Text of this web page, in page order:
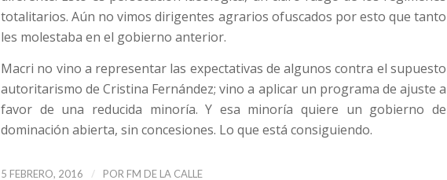
totalitarios. Aún no vimos dirigentes agrarios ofuscados por esto que tanto
les molestaba en el gobierno anterior.
Macri no vino a representar las expectativas de algunos contra el supuesto
autoritarismo de Cristina Fernández; vino a aplicar un programa de ajuste a
favor de una reducida minoría. Y esa minoría quiere un gobierno de
dominación abierta, sin concesiones. Lo que está consiguiendo.
5 FEBRERO, 2016 / POR FM DE LA CALLE